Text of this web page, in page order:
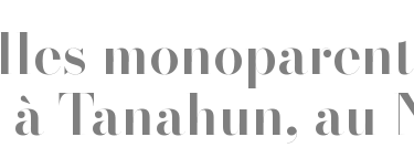
Tanahun, au